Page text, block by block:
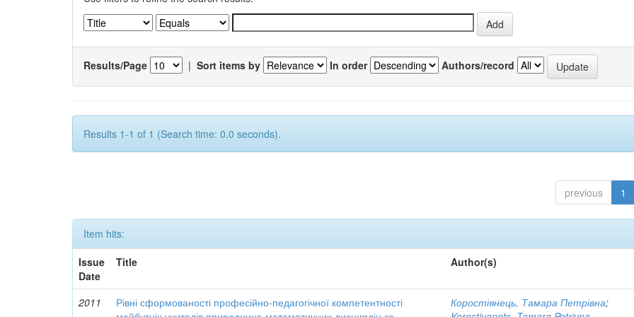
Results/Page | Sort items by In order Authors/record
Results 1-1 of 1 (Search time: 0.0 seconds).
previous 1
Item hits:
Issue
Date
Title Author(s)
2011
Рівні сформованості професійно-педагогічної компетентності
Коростіянець, Тамара Петрівна;